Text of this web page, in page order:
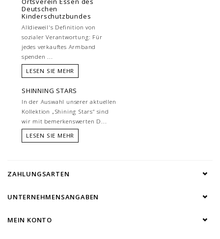
Deutschen
Kinderschutzbundes
Alldieweil's Definition von
sozialer Verantwortung: Für
jedes verkauftes Armband
spenden ...
LESEN SIE MEHR
SHINNING STARS
In der Auswahl unserer aktuellen
Kollektion „Shining Stars“ sind
wir mit bemerkenswerten D...
LESEN SIE MEHR
ZAHLUNGSARTEN
UNTERNEHMENSANGABEN
MEIN KONTO